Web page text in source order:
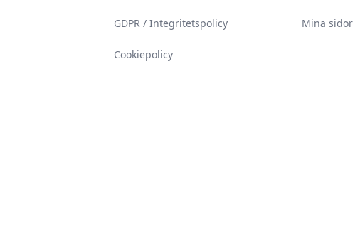
GDPR / Integritetspolicy
Cookiepolicy
Mina sidor